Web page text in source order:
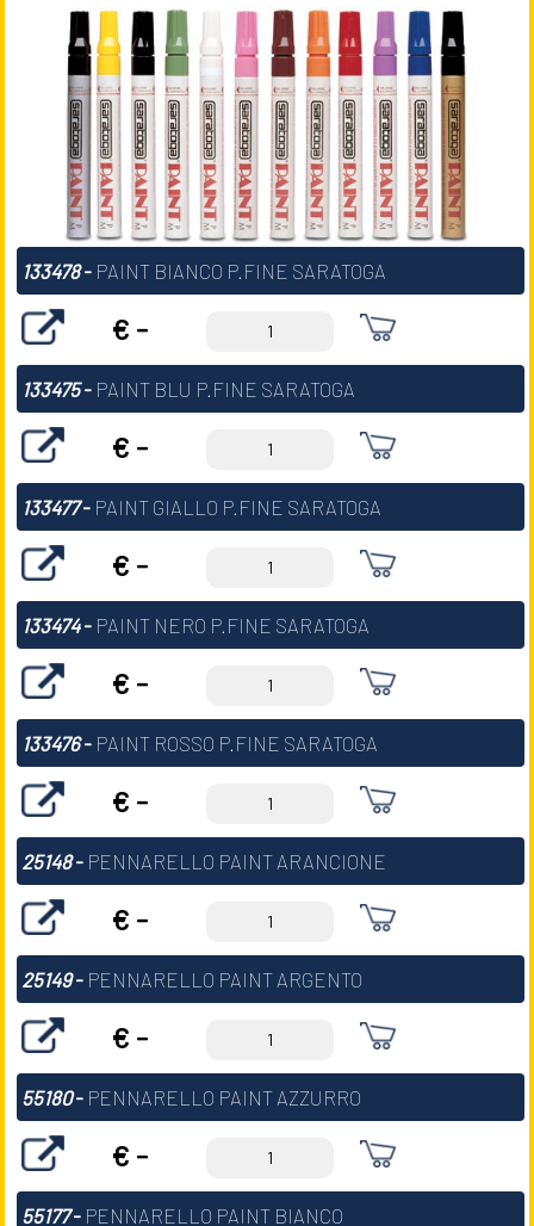
133478- PAINT BIANCO P.FINE SARATOGA
€ -
133475- PAINT BLU P.FINE SARATOGA
€ -
133477- PAINT GIALLO P.FINE SARATOGA
€ -
133474- PAINT NERO P.FINE SARATOGA
€ -
133476- PAINT ROSSO P.FINE SARATOGA
€ -
25148- PENNARELLO PAINT ARANCIONE
€ -
25149- PENNARELLO PAINT ARGENTO
€ -
55180- PENNARELLO PAINT AZZURRO
€ -
55177- PENNARELLO PAINT BIANCO